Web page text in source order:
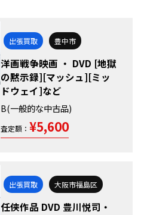
出張買取 豊中市
洋画戦争映画 ・ DVD [地獄
の黙示録][マッシュ][ミッ
ドウェイ]など
B(一般的な中古品)
査定額： ¥5,600
出張買取 大阪市福島区
任侠作品 DVD 豊川悦司・